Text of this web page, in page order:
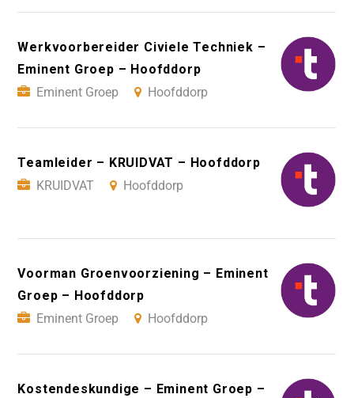
Werkvoorbereider Civiele Techniek –
Eminent Groep – Hoofddorp
Eminent Groep
Hoofddorp
Teamleider – KRUIDVAT – Hoofddorp
KRUIDVAT
Hoofddorp
Voorman Groenvoorziening – Eminent
Groep – Hoofddorp
Eminent Groep
Hoofddorp
Kostendeskundige – Eminent Groep –